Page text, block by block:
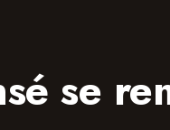
se